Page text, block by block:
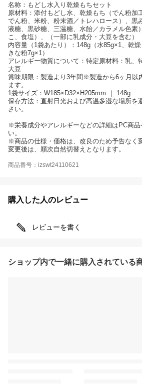
名称：もどし水入り乾燥もちセット
原材料：添付もどし水、乾燥もち（でん粉加
でん粉、米粉、粉末酒／トレハロース）、黒
液糖、黒砂糖、三温糖、水飴／カラメル色素
こ、食塩）、（一部に乳成分・大豆を含む）
内容量（1袋あたり）：148g（水85g×1、乾燥
きな粉7g×1）
アレルギー物質について：特定原材料：乳、
大豆
賞味期限：製造より3年間※製造から6ヶ月以
ます。
1袋サイズ：W185×D32×H205mm ｜ 148g
保存方法：直射日光および高温多湿な場所を
さい。
※栄養成分やアレルギーなどの詳細はPC商品
い。
※商品の仕様・価格は、改良のため予告なく
変更後は、順次自然切替えとなります。
商品番号：izswt24110621
購入した人のレビュー
レビューを書く
ショップ内で一緒に購入されている